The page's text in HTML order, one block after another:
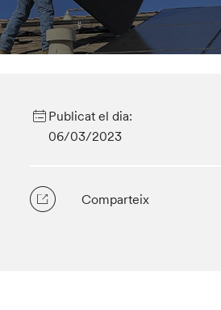
Publicat el dia:
06/03/2023
Comparteix